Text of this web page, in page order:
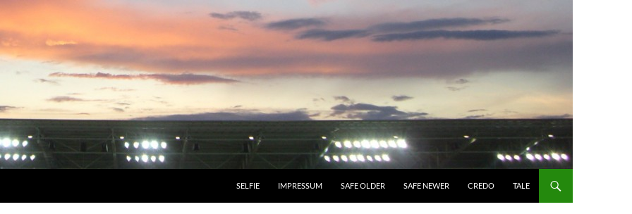
SELFIE IMPRESSUM SAFE OLDER SAFE NEWER CREDO TALE